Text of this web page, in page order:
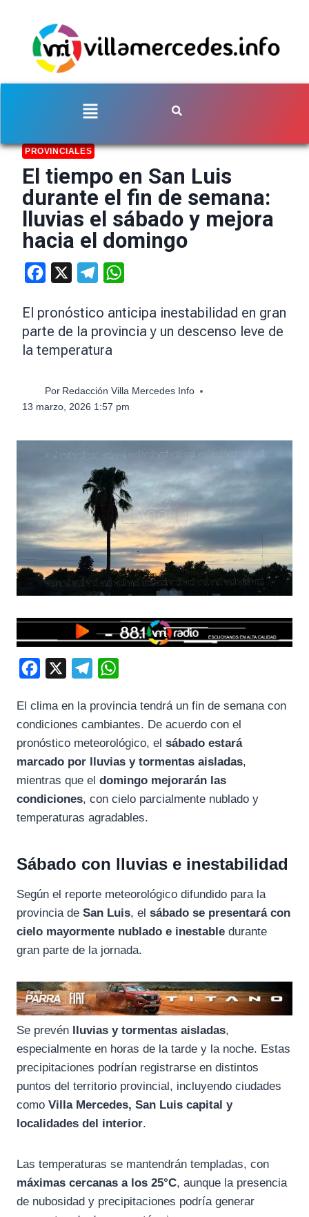
PROVINCIALES
El tiempo en San Luis
durante el fin de semana:
lluvias el sábado y mejora
hacia el domingo
Facebook Telegram
El pronóstico anticipa inestabilidad en gran
parte de la provincia y un descenso leve de
la temperatura
Por Redacción Villa Mercedes Info
13 marzo, 2026 1:57 pm
c
e
b
o
k
l
e
g
m
a
t
s
p
p
El clima en la provincia tendrá un fin de semana con
condiciones cambiantes. De acuerdo con el
pronóstico meteorológico, el sábado estará
marcado por lluvias y tormentas aisladas,
mientras que el domingo mejorarán las
condiciones, con cielo parcialmente nublado y
temperaturas agradables.
Sábado con lluvias e inestabilidad
Según el reporte meteorológico difundido para la
provincia de San Luis, el sábado se presentará con
cielo mayormente nublado e inestable durante
gran parte de la jornada.
Se prevén lluvias y tormentas aisladas,
especialmente en horas de la tarde y la noche. Estas
precipitaciones podrían registrarse en distintos
puntos del territorio provincial, incluyendo ciudades
como Villa Mercedes, San Luis capital y
localidades del interior.
Las temperaturas se mantendrán templadas, con
máximas cercanas a los 25°C, aunque la presencia
de nubosidad y precipitaciones podría generar